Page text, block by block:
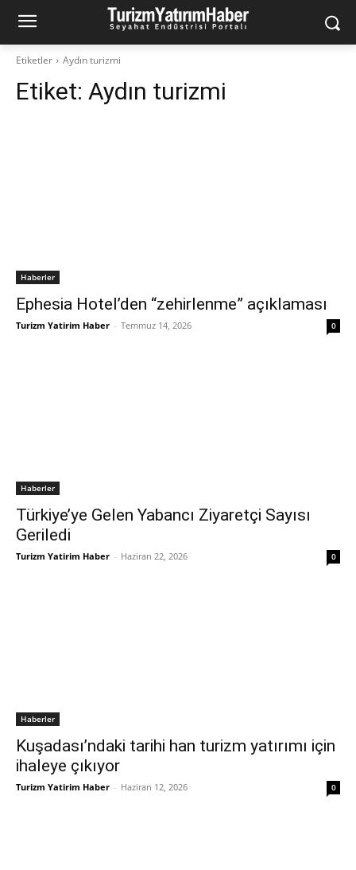
Etiketler Aydın turizmi
Etiket: Aydın turizmi
Haberler
Ephesia Hotel’den “zehirlenme” açıklaması
Turizm Yatirim Haber - Temmuz 14, 2026 0
Haberler
Türkiye’ye Gelen Yabancı Ziyaretçi Sayısı
Geriledi
Turizm Yatirim Haber - Haziran 22, 2026 0
Haberler
Kuşadası’ndaki tarihi han turizm yatırımı için
ihaleye çıkıyor
Turizm Yatirim Haber - Haziran 12, 2026 0